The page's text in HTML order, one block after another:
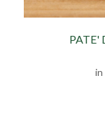
PATE'
in